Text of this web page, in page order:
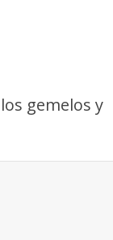
gemelos y